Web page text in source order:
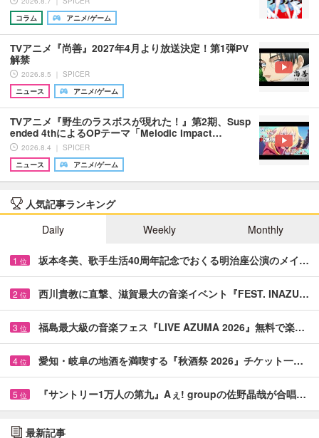
コラム
アニメ/ゲーム
TVアニメ『尚善』2027年4月より放送決定！第1弾PV
解禁
2026.8.5 ｜ SPICER
ニュース
アニメ/ゲーム
TVアニメ『野生のラスボスが現れた！』第2期、Susp
ended 4thによるOPテーマ「Melodic Impact…
2026.8.4 ｜ SPICER
ニュース
アニメ/ゲーム
人気記事ランキング
Daily
Weekly Monthly
1 位 坂本冬美、歌手生活40周年記念でおくる明治座公演のメイ…
2 位 西川貴教に直撃、滋賀最大の音楽イベント『FEST. INAZU…
3 位 福島最大級の音楽フェス『LIVE AZUMA 2026』無料で楽…
4 位 愛知・岐阜の地酒を満喫する『秋酒祭 2026』チケット一…
5 位 『サントリー1万人の第九』Aぇ! groupの佐野晶哉が合唱…
最新記事